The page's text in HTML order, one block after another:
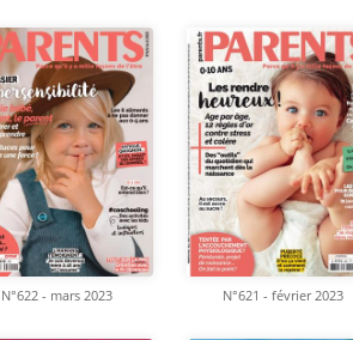
N°622 - mars 2023 N°621 - février 2023